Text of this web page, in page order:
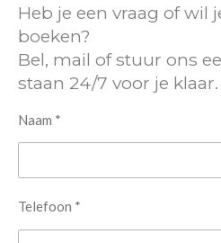
Heb je een vraag of wil
boeken?
Bel, mail of stuur ons
staan 24/7 voor je klaar.
Naam *
Telefoon *